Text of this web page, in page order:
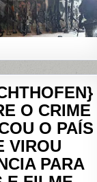
DA
PENHA,
NO
RIO
DE
O CRIME
O PAÍS
VIROU
PARA